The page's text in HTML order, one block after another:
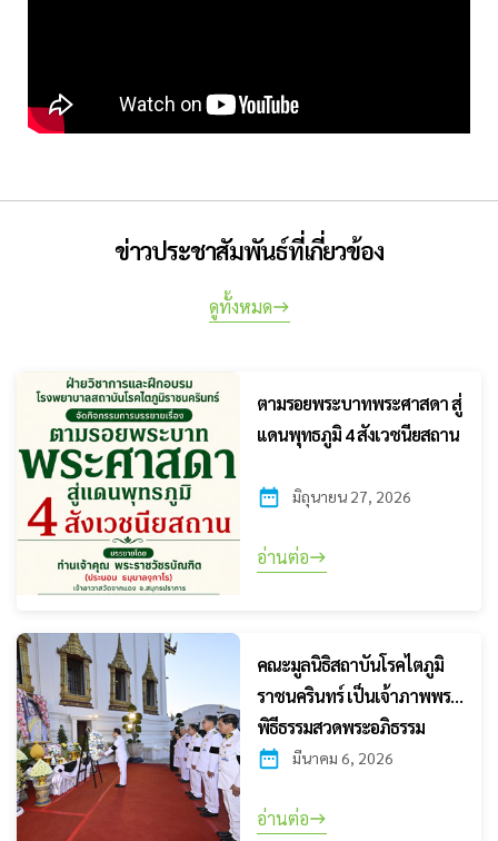
ข่าวประชาสัมพันธ์ที่เกี่ยวข้อง
ดูทั้งหมด
ตามรอยพระบาทพระศาสดา สู่
แดนพุทธภูมิ 4 สังเวชนียสถาน
มิถุนายน 27, 2026
อ่านต่อ
คณะมูลนิธิสถาบันโรคไตภูมิ
ราชนครินทร์ เป็นเจ้าภาพพระ
พิธีธรรมสวดพระอภิธรรม
มีนาคม 6, 2026
อ่านต่อ